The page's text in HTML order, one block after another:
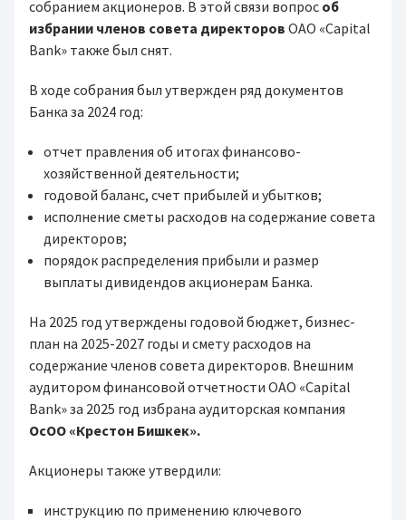
собранием акционеров. В этой связи вопрос об
избрании членов совета директоров ОАО «Capital
Bank» также был снят.
В ходе собрания был утвержден ряд документов
Банка за 2024 год:
отчет правления об итогах финансово-
хозяйственной деятельности;
годовой баланс, счет прибылей и убытков;
исполнение сметы расходов на содержание совета
директоров;
порядок распределения прибыли и размер
выплаты дивидендов акционерам Банка.
На 2025 год утверждены годовой бюджет, бизнес-
план на 2025-2027 годы и смету расходов на
содержание членов совета директоров. Внешним
аудитором финансовой отчетности ОАО «Capital
Bank» за 2025 год избрана аудиторская компания
ОсОО «Крестон Бишкек».
Акционеры также утвердили:
инструкцию по применению ключевого